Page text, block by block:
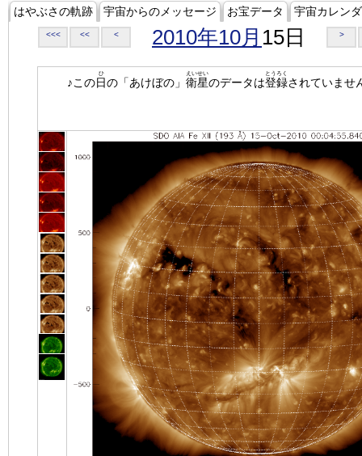
はやぶさの軌跡 宇宙からのメッセージ お宝データ 宇宙カレン
<<< << < 2010年10月 15日 >
♪この日
ひ
の「あけぼの」 衛星
えいせい
のデータは登録
とうろく
されていませ